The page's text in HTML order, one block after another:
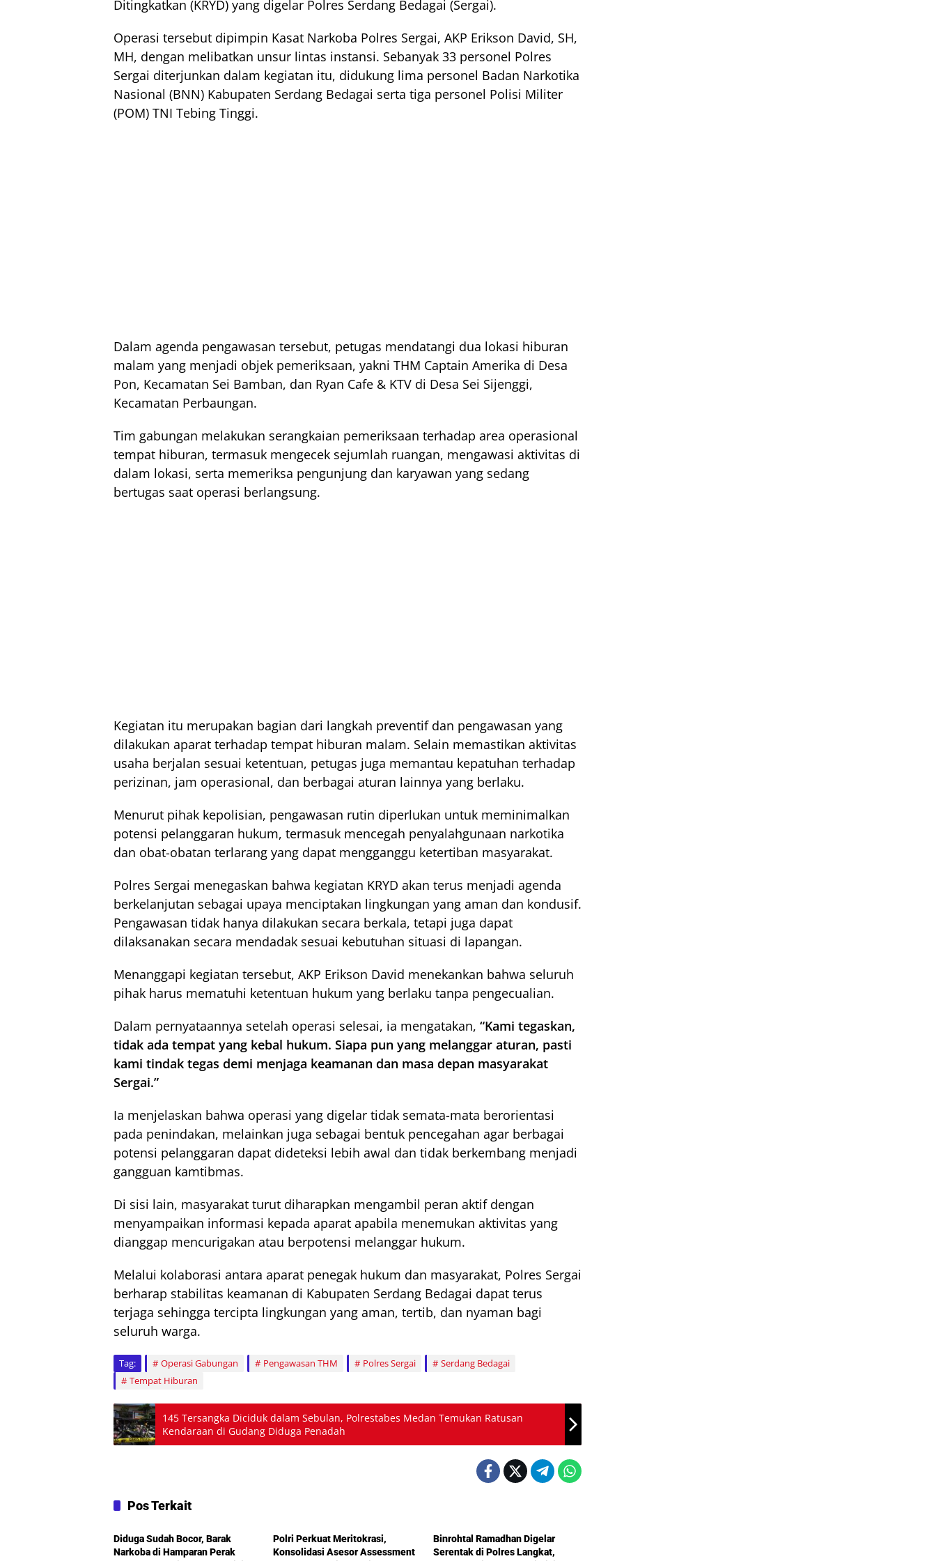
Ditingkatkan (KRYD) yang digelar Polres Serdang Bedagai (Sergai).
Operasi tersebut dipimpin Kasat Narkoba Polres Sergai, AKP Erikson David, SH,
MH, dengan melibatkan unsur lintas instansi. Sebanyak 33 personel Polres
Sergai diterjunkan dalam kegiatan itu, didukung lima personel Badan Narkotika
Nasional (BNN) Kabupaten Serdang Bedagai serta tiga personel Polisi Militer
(POM) TNI Tebing Tinggi.
Dalam agenda pengawasan tersebut, petugas mendatangi dua lokasi hiburan
malam yang menjadi objek pemeriksaan, yakni THM Captain Amerika di Desa
Pon, Kecamatan Sei Bamban, dan Ryan Cafe & KTV di Desa Sei Sijenggi,
Kecamatan Perbaungan.
Tim gabungan melakukan serangkaian pemeriksaan terhadap area operasional
tempat hiburan, termasuk mengecek sejumlah ruangan, mengawasi aktivitas di
dalam lokasi, serta memeriksa pengunjung dan karyawan yang sedang
bertugas saat operasi berlangsung.
Kegiatan itu merupakan bagian dari langkah preventif dan pengawasan yang
dilakukan aparat terhadap tempat hiburan malam. Selain memastikan aktivitas
usaha berjalan sesuai ketentuan, petugas juga memantau kepatuhan terhadap
perizinan, jam operasional, dan berbagai aturan lainnya yang berlaku.
Menurut pihak kepolisian, pengawasan rutin diperlukan untuk meminimalkan
potensi pelanggaran hukum, termasuk mencegah penyalahgunaan narkotika
dan obat-obatan terlarang yang dapat mengganggu ketertiban masyarakat.
Polres Sergai menegaskan bahwa kegiatan KRYD akan terus menjadi agenda
berkelanjutan sebagai upaya menciptakan lingkungan yang aman dan kondusif.
Pengawasan tidak hanya dilakukan secara berkala, tetapi juga dapat
dilaksanakan secara mendadak sesuai kebutuhan situasi di lapangan.
Menanggapi kegiatan tersebut, AKP Erikson David menekankan bahwa seluruh
pihak harus mematuhi ketentuan hukum yang berlaku tanpa pengecualian.
Dalam pernyataannya setelah operasi selesai, ia mengatakan, “Kami tegaskan,
tidak ada tempat yang kebal hukum. Siapa pun yang melanggar aturan, pasti
kami tindak tegas demi menjaga keamanan dan masa depan masyarakat
Sergai.”
Ia menjelaskan bahwa operasi yang digelar tidak semata-mata berorientasi
pada penindakan, melainkan juga sebagai bentuk pencegahan agar berbagai
potensi pelanggaran dapat dideteksi lebih awal dan tidak berkembang menjadi
gangguan kamtibmas.
Di sisi lain, masyarakat turut diharapkan mengambil peran aktif dengan
menyampaikan informasi kepada aparat apabila menemukan aktivitas yang
dianggap mencurigakan atau berpotensi melanggar hukum.
Melalui kolaborasi antara aparat penegak hukum dan masyarakat, Polres Sergai
berharap stabilitas keamanan di Kabupaten Serdang Bedagai dapat terus
terjaga sehingga tercipta lingkungan yang aman, tertib, dan nyaman bagi
seluruh warga.
Tag: Operasi Gabungan Pengawasan THM Polres Sergai
Serdang Bedagai
Tempat Hiburan
145 Tersangka Diciduk dalam Sebulan, Polrestabes Medan Temukan Ratusan
Kendaraan di Gudang Diduga Penadah
Pos Terkait
TNI & Polri
Diduga Sudah Bocor, Barak
Narkoba di Hamparan Perak
Polri Perkuat Meritokrasi,
Konsolidasi Asesor Assessment
Binrohtal Ramadhan Digelar
Serentak di Polres Langkat,